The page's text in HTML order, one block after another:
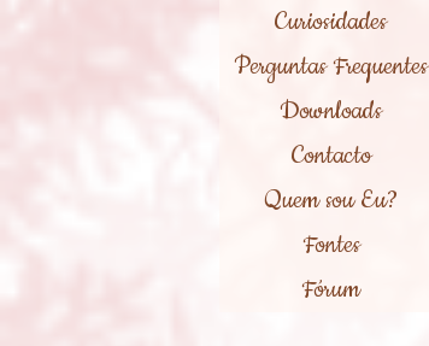
Curiosidades
Perguntas Frequentes
Downloads
Contacto
Quem sou Eu?
Fontes
Fórum